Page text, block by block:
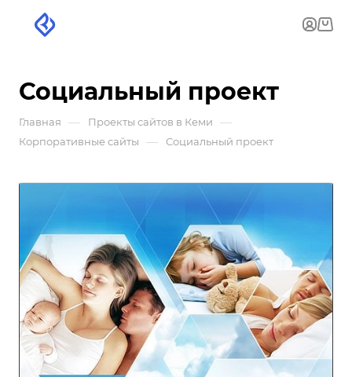
Социальный проект
Главная — Проекты сайтов в Кеми —
Корпоративные сайты — Социальный проект